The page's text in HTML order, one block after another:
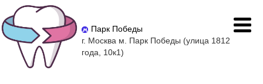
Парк Победы
г. Москва м. Парк Победы (улица 1812
года, 10к1)